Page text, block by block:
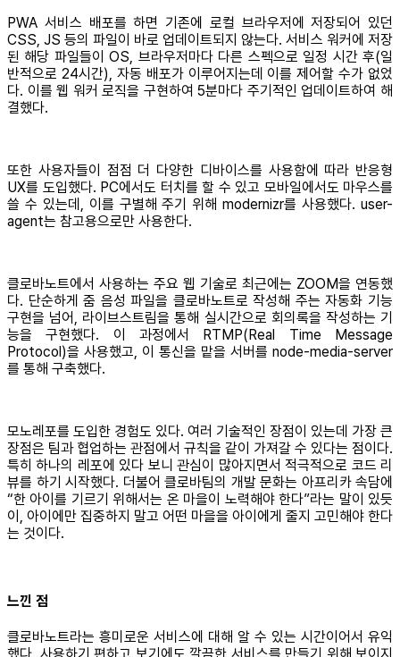
PWA 서비스 배포를 하면 기존에 로컬 브라우저에 저장되어 있던
CSS, JS 등의 파일이 바로 업데이트되지 않는다. 서비스 워커에 저장
된 해당 파일들이 OS, 브라우저마다 다른 스펙으로 일정 시간 후(일
반적으로 24시간), 자동 배포가 이루어지는데 이를 제어할 수가 없었
다. 이를 웹 워커 로직을 구현하여 5분마다 주기적인 업데이트하여 해
결했다.
또한 사용자들이 점점 더 다양한 디바이스를 사용함에 따라 반응형
UX를 도입했다. PC에서도 터치를 할 수 있고 모바일에서도 마우스를
쓸 수 있는데, 이를 구별해 주기 위해 modernizr를 사용했다. user-
agent는 참고용으로만 사용한다.
클로바노트에서 사용하는 주요 웹 기술로 최근에는 ZOOM을 연동했
다. 단순하게 줌 음성 파일을 클로바노트로 작성해 주는 자동화 기능
구현을 넘어, 라이브스트림을 통해 실시간으로 회의록을 작성하는 기
능을 구현했다. 이 과정에서 RTMP(Real Time Message
Protocol)을 사용했고, 이 통신을 맡을 서버를 node-media-server
를 통해 구축했다.
모노레포를 도입한 경험도 있다. 여러 기술적인 장점이 있는데 가장 큰
장점은 팀과 협업하는 관점에서 규칙을 같이 가져갈 수 있다는 점이다.
특히 하나의 레포에 있다 보니 관심이 많아지면서 적극적으로 코드 리
뷰를 하기 시작했다. 더불어 클로바팀의 개발 문화는 아프리카 속담에
“한 아이를 기르기 위해서는 온 마을이 노력해야 한다”라는 말이 있듯
이, 아이에만 집중하지 말고 어떤 마을을 아이에게 줄지 고민해야 한다
는 것이다.
느낀 점
클로바노트라는 흥미로운 서비스에 대해 알 수 있는 시간이어서 유익